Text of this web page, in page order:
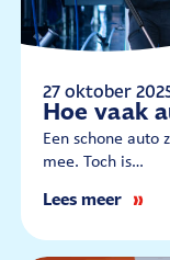
27 oktober
Hoe vaak
Een schone
mee. Toch is…
Lees meer